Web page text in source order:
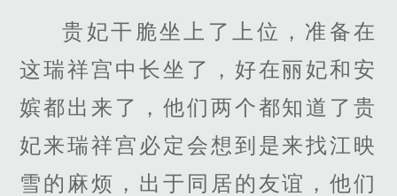
贵妃干脆坐上了上位，准备在
这瑞祥宫中长坐了，好在丽妃和安
嫔都出来了，他们两个都知道了贵
妃来瑞祥宫必定会想到是来找江映
雪的麻烦，出于同居的友谊，他们